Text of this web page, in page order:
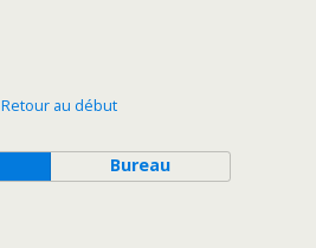
Retour au début
Bureau